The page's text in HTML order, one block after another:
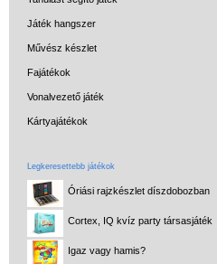
Játék hangszer
Művész készlet
Fajátékok
Vonalvezető játék
Kártyajátékok
Legkeresettebb játékok
Óriási rajzkészlet díszdobozban
Cortex, IQ kvíz party társasjáték
Igaz vagy hamis?